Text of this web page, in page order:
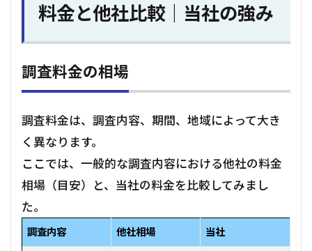
料金と他社比較｜当社の強み
調査料金の相場
調査料金は、調査内容、期間、地域によって大き
く異なります。
ここでは、一般的な調査内容における他社の料金
相場（目安）と、当社の料金を比較してみまし
た。
調査内容 他社相場 当社